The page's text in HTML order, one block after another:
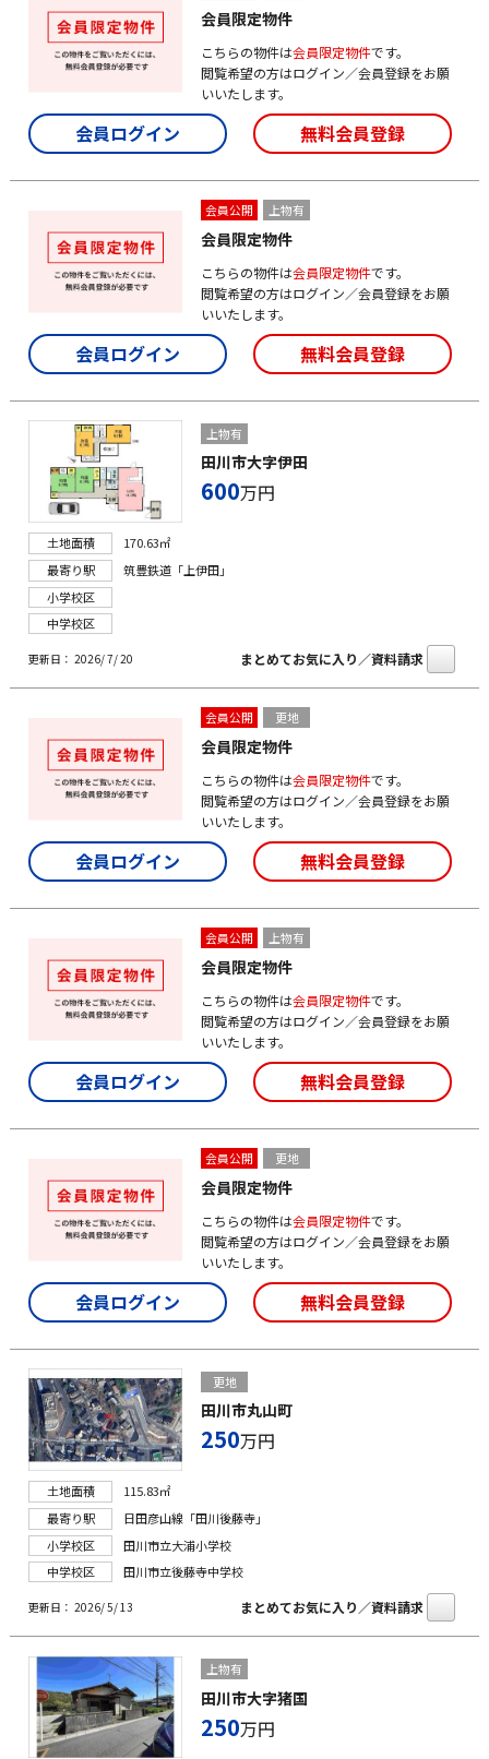
会員限定物件
こちらの物件は会員限定物件です。
閲覧希望の方はログイン／会員登録をお願
いいたします。
会員ログイン 無料会員登録
会員公開 上物有
会員限定物件
こちらの物件は会員限定物件です。
閲覧希望の方はログイン／会員登録をお願
いいたします。
会員ログイン 無料会員登録
上物有
田川市大字伊田
600万円
土地面積
170.63㎡
最寄り駅
筑豊鉄道「上伊田」
小学校区
中学校区
更新日： 2026/ 7/ 20 まとめてお気に入り／資料請求
会員公開 更地
会員限定物件
こちらの物件は会員限定物件です。
閲覧希望の方はログイン／会員登録をお願
いいたします。
会員ログイン 無料会員登録
会員公開 上物有
会員限定物件
こちらの物件は会員限定物件です。
閲覧希望の方はログイン／会員登録をお願
いいたします。
会員ログイン 無料会員登録
会員公開 更地
会員限定物件
こちらの物件は会員限定物件です。
閲覧希望の方はログイン／会員登録をお願
いいたします。
会員ログイン 無料会員登録
更地
田川市丸山町
250万円
土地面積
115.83㎡
最寄り駅
日田彦山線「田川後藤寺」
小学校区
田川市立大浦小学校
中学校区
田川市立後藤寺中学校
更新日： 2026/ 5/ 13 まとめてお気に入り／資料請求
上物有
田川市大字猪国
250万円